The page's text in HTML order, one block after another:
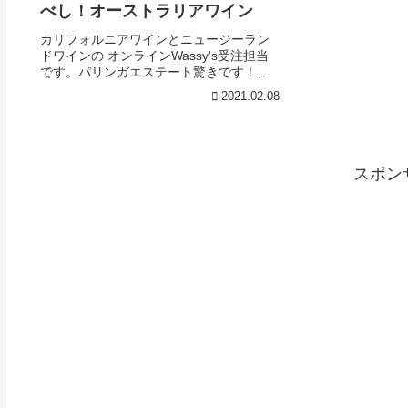
べし！オーストラリアワイン
カリフォルニアワインとニュージーラン
ドワインの オンラインWassy's受注担当
です。パリンガエステート驚きです！オ
ーストラリアワイン、それもピノノワー
ルを飲んで、こんなにブルゴーニュを感
2021.02.08
スポン